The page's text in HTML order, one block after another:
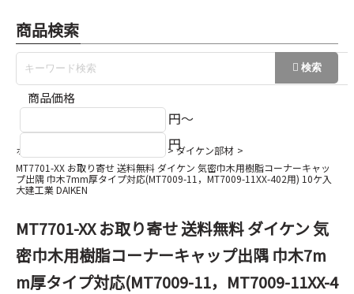
商品検索
商品価格
円～
円
ホーム
ダイケン部材
MT7701-XX お取り寄せ 送料無料 ダイケン 気密巾木用樹脂コーナーキャッ
プ出隅 巾木7mm厚タイプ対応(MT7009-11，MT7009-11XX-402用) 10ケ入
大建工業 DAIKEN
MT7701-XX お取り寄せ 送料無料 ダイケン 気
密巾木用樹脂コーナーキャップ出隅 巾木7m
m厚タイプ対応(MT7009-11，MT7009-11XX-4